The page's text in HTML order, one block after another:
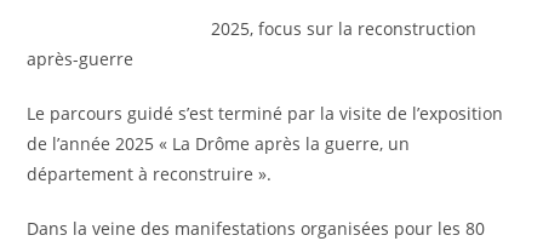
2025, focus sur la reconstruction
après-guerre
Le parcours guidé s’est terminé par la visite de l’exposition
de l’année 2025 « La Drôme après la guerre, un
département à reconstruire ».
Dans la veine des manifestations organisées pour les 80